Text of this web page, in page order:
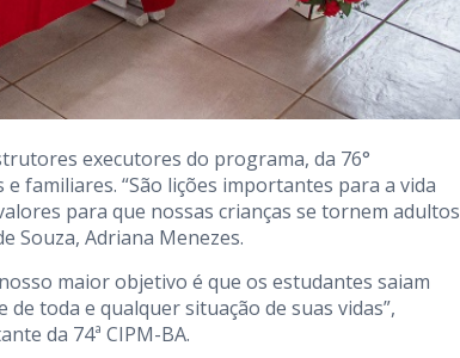
executores do programa, da 76°
familiares. “São lições importantes para a vida
para que nossas crianças se tornem adultos
Souza, Adriana Menezes.
maior objetivo é que os estudantes saiam
toda e qualquer situação de suas vidas”,
da 74ª CIPM-BA.